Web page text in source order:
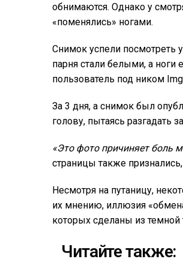
обнимаются. Однако у
«поменялись» ногами.
Снимок успели посмотреть
парня стали белыми, а ноги
пользователь под ником
За 3 дня, а снимок был
голову, пытаясь разгадать
«Это фото причиняет боль
страницы также
Несмотря на путаницу,
их мнению, иллюзия
которых сделаны из темной
Читайте также: